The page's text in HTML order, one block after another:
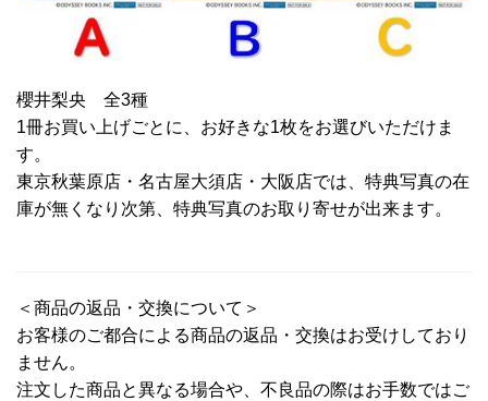
櫻井梨央 全3種
1冊お買い上げごとに、お好きな1枚をお選びいただけま
す。
東京秋葉原店・名古屋大須店・大阪店では、特典写真の在
庫が無くなり次第、特典写真のお取り寄せが出来ます。
＜商品の返品・交換について＞
お客様のご都合による商品の返品・交換はお受けしており
ません。
注文した商品と異なる場合や、不良品の際はお手数ではご